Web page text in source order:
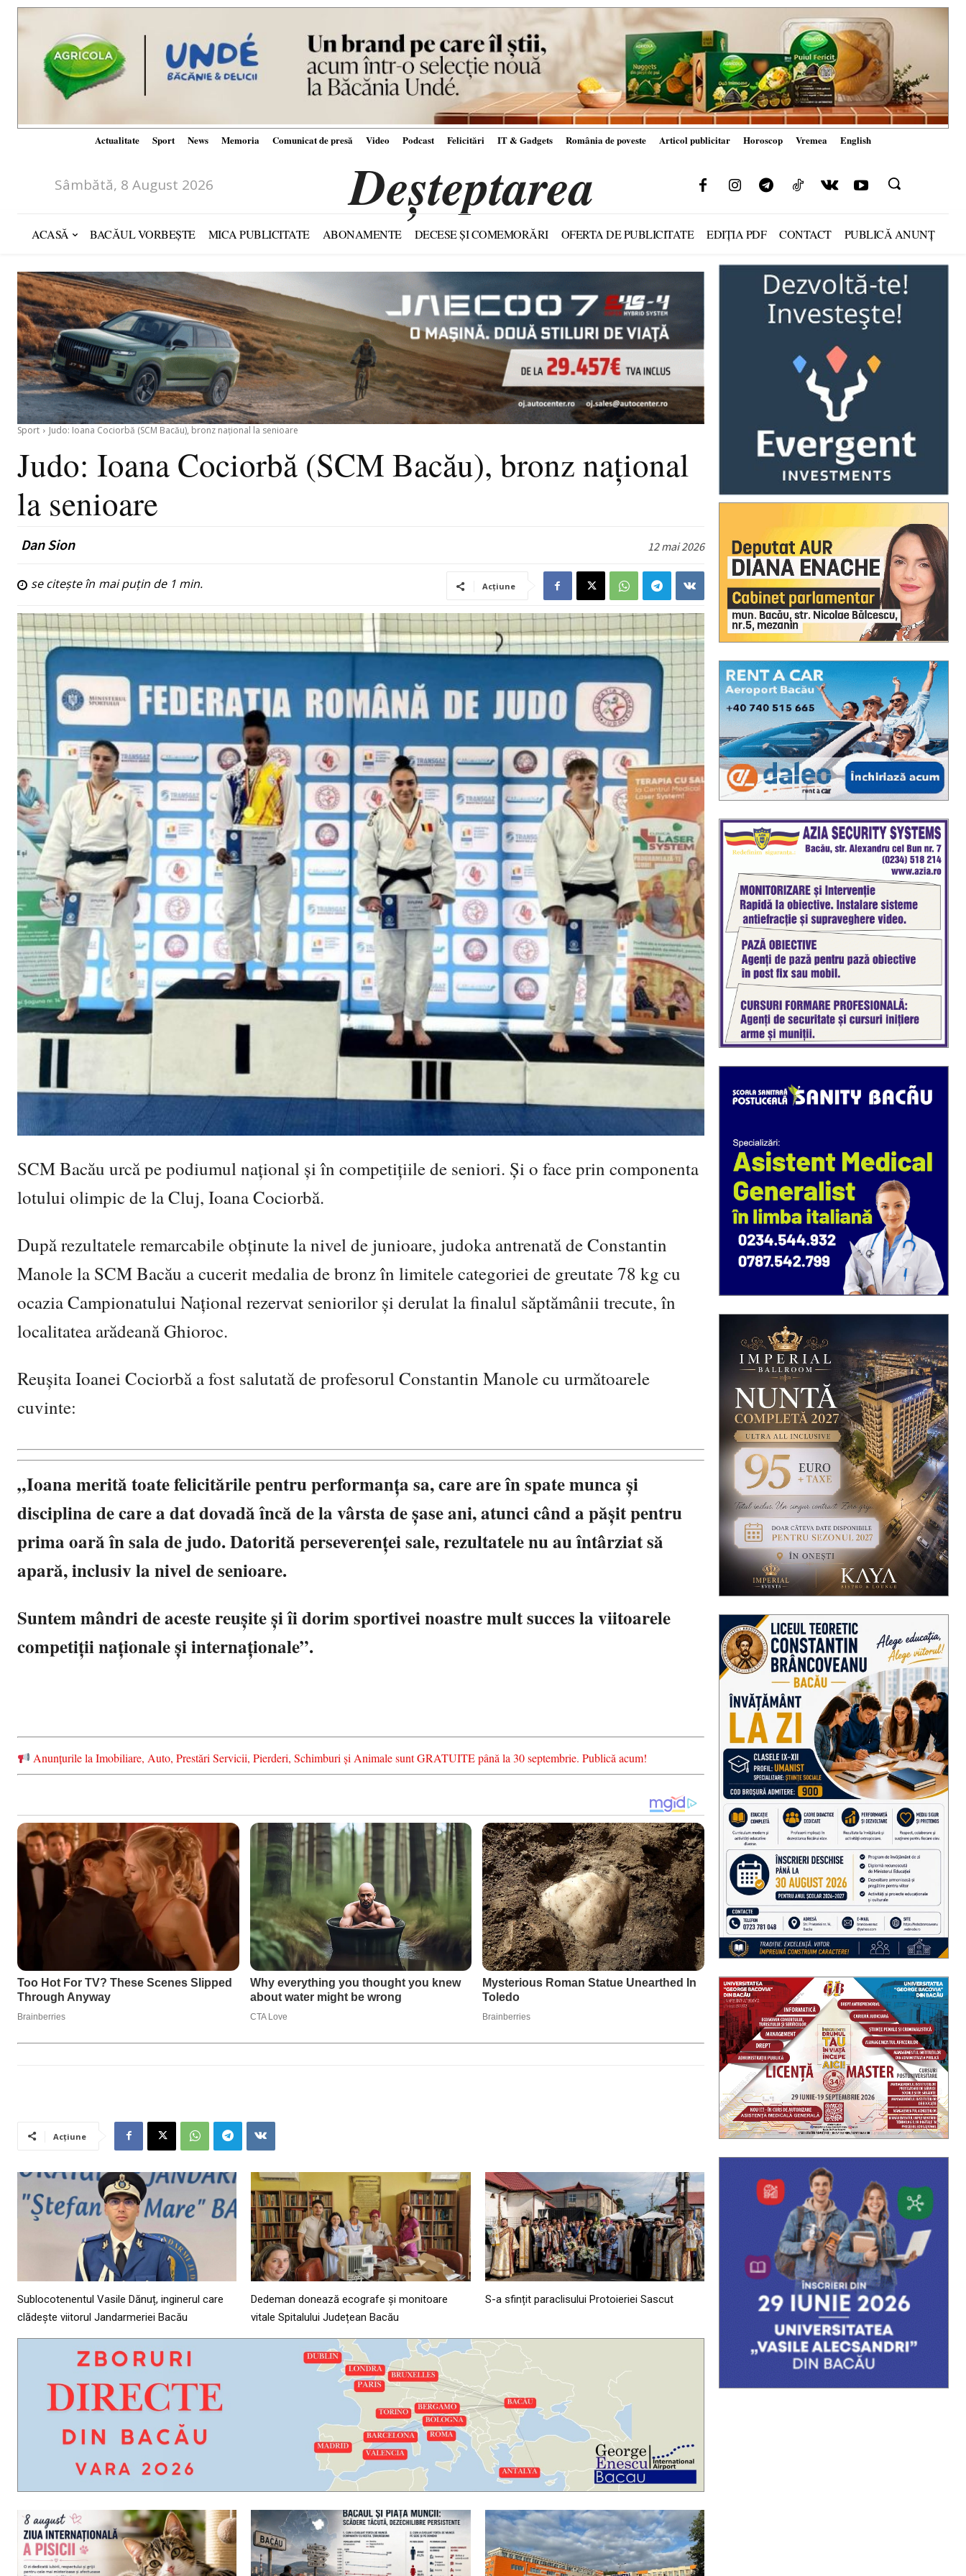
Actualitate Sport News Memoria Comunicat de presă Video Podcast Felicitări IT & Gadgets România de poveste Articol publicitar Horoscop Vremea English
Sâmbătă, 8 August 2026 Deșteptarea
ACASĂ BACĂUL VORBEȘTE MICA PUBLICITATE ABONAMENTE DECESE ȘI COMEMORĂRI OFERTA DE PUBLICITATE EDIȚIA PDF CONTACT PUBLICĂ ANUNȚ
Sport Judo: Ioana Cociorbă (SCM Bacău), bronz național la senioare
Judo: Ioana Cociorbă (SCM Bacău), bronz național
la senioare
Dan Sion 12 mai 2026
se citește în mai puțin de 1 min. Acțiune
SCM Bacău urcă pe podiumul național și în competițiile de seniori. Și o face prin componenta
lotului olimpic de la Cluj, Ioana Cociorbă.
După rezultatele remarcabile obținute la nivel de junioare, judoka antrenată de Constantin
Manole la SCM Bacău a cucerit medalia de bronz în limitele categoriei de greutate 78 kg cu
ocazia Campionatului Național rezervat seniorilor și derulat la finalul săptămânii trecute, în
localitatea arădeană Ghioroc.
Reușita Ioanei Cociorbă a fost salutată de profesorul Constantin Manole cu următoarele
cuvinte:
„Ioana merită toate felicitările pentru performanța sa, care are în spate munca și
disciplina de care a dat dovadă încă de la vârsta de șase ani, atunci când a pășit pentru
prima oară în sala de judo. Datorită perseverenței sale, rezultatele nu au întârziat să
apară, inclusiv la nivel de senioare.
Suntem mândri de aceste reușite și îi dorim sportivei noastre mult succes la viitoarele
competiții naționale și internaționale”.
Anunțurile la Imobiliare, Auto, Prestări Servicii, Pierderi, Schimburi și Animale sunt GRATUITE până la 30 septembrie. Publică acum!
Acțiune
Sublocotenentul Vasile Dănuț, inginerul care
clădește viitorul Jandarmeriei Bacău
Dedeman donează ecografe și monitoare
vitale Spitalului Județean Bacău
S-a sfințit paraclisului Protoieriei Sascut